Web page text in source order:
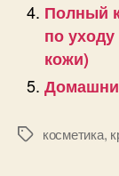
Полный
по
кожи)
Позначкикосметика,